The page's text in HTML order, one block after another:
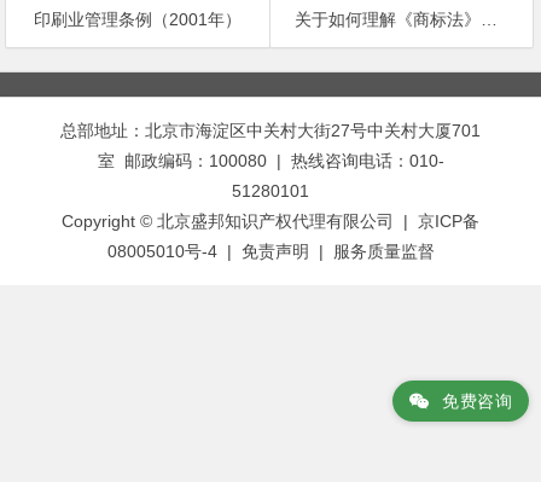
印刷业管理条例（2001年）
关于如何理解《商标法》第三十八条第（1）项所述“使用”问题的答复
文
章
总部地址：北京市海淀区中关村大街27号中关村大厦701
室 邮政编码：100080 | 热线咨询电话：010-
51280101
Copyright © 北京盛邦知识产权代理有限公司 | 京ICP备
08005010号-4 | 免责声明 | 服务质量监督
免费咨询